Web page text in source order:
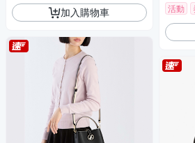
加入購物車 活動